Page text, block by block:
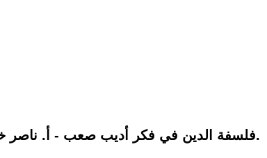
فلسفة الدين في فكر أديب صعب - أ. ناصر خوري.